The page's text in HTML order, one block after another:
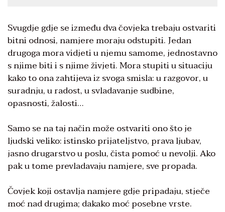
Svugdje gdje se između dva čovjeka trebaju ostvariti
bitni odnosi, namjere moraju odstupiti. Jedan
drugoga mora vidjeti u njemu samome, jednostavno
s njime biti i s njime živjeti. Mora stupiti u situaciju
kako to ona zahtijeva iz svoga smisla: u razgovor, u
suradnju, u radost, u svladavanje sudbine,
opasnosti, žalosti…
Samo se na taj način može ostvariti ono što je
ljudski veliko: istinsko prijateljstvo, prava ljubav,
jasno drugarstvo u poslu, čista pomoć u nevolji. Ako
pak u tome prevladavaju namjere, sve propada.
Čovjek koji ostavlja namjere gdje pripadaju, stječe
moć nad drugima; dakako moć posebne vrste.